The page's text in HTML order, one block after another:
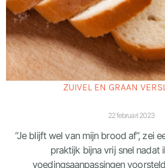
ZUIVEL EN GRAAN
22 februari 2023
“Je blijft wel van mijn brood af”, zei
praktijk bijna vrij snel nadat
voedingsaanpassingen